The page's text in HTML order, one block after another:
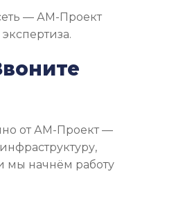
— АМ-Проект
от АМ-Проект —
мы начнём работу